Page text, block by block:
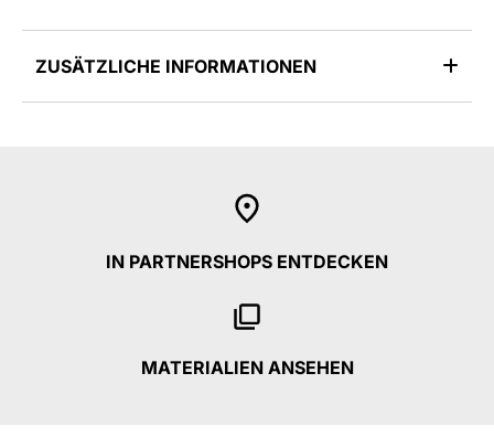
ZUSÄTZLICHE INFORMATIONEN
IN PARTNERSHOPS ENTDECKEN
MATERIALIEN ANSEHEN